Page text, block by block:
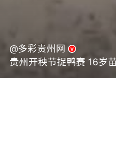
@多彩贵州网
贵州开秧节捉鸭赛 16岁